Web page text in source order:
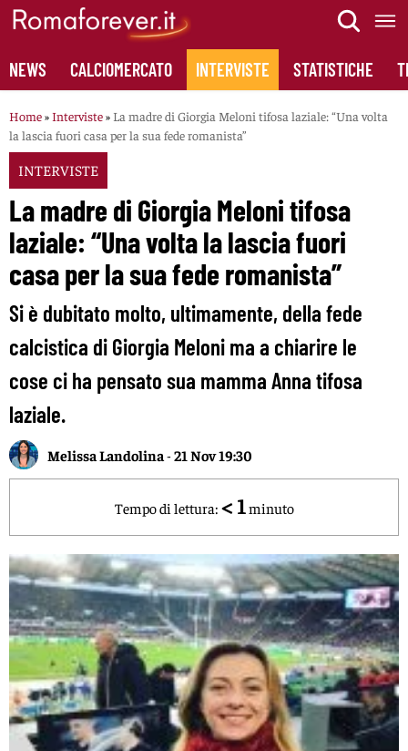
Skip
content
NEWS CALCIOMERCATO INTERVISTE STATISTICHE
Home»Interviste» La madre di Giorgia Meloni tifosa laziale: “Una volta
la lascia fuori casa per la sua fede romanista”
INTERVISTE
La madre di Giorgia Meloni tifosa
laziale: “Una volta la lascia fuori
casa per la sua fede romanista”
Si è dubitato molto, ultimamente, della fede
calcistica di Giorgia Meloni ma a chiarire le
cose ci ha pensato sua mamma Anna tifosa
laziale.
Melissa Landolina -21 Nov 19:30
Tempo di lettura: < 1 minuto